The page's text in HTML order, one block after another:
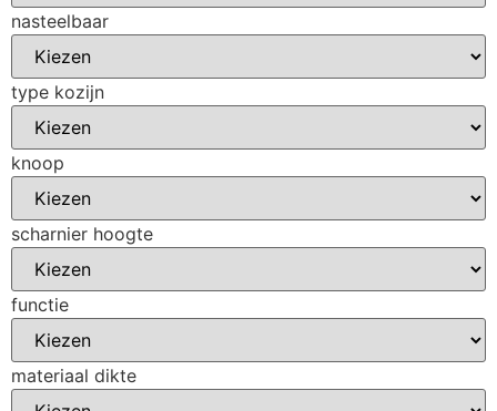
nasteelbaar
type kozijn
knoop
scharnier hoogte
functie
materiaal dikte